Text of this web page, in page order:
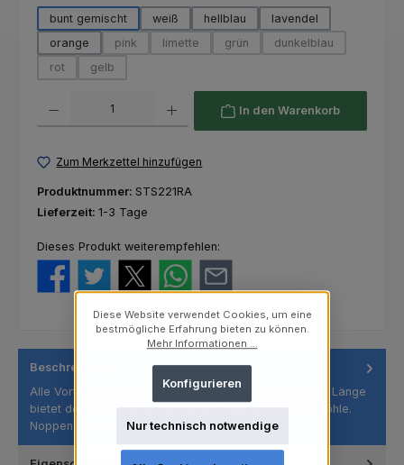
bunt gemischt
weiß hellblau
lavendel
orange
pink
(Diese Option ist zurzeit nicht verfügbar.)
limette
(Diese Option ist zurzeit nicht verfügbar.)
grün
(Diese Option ist zurzeit nicht
dunkelblau
(Diese Option ist
rot
(Diese Option ist zurzeit nicht verfügbar.)
gelb
(Diese Option ist zurzeit nicht verfügbar.)
In den Warenkorb
Zum Merkzettel hinzufügen
Produktnummer: STS221RA
Lieferzeit: 1-3 Tage
Dieses Produkt weiterempfehlen:
Beschreibung
Alle Vorteile unseres Standardkelch, aber die kürzere Länge
bietet den Vorteil eines besseren Zugangs zur Mundhöhle.
Noppen…
Diese Website verwendet Cookies, um eine
bestmögliche Erfahrung bieten zu können.
Mehr Informationen ...
Nur technisch notwendige
Konfigurieren